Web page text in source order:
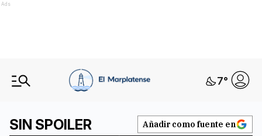
Ads
7°
SIN SPOILER Añadir como fuente en